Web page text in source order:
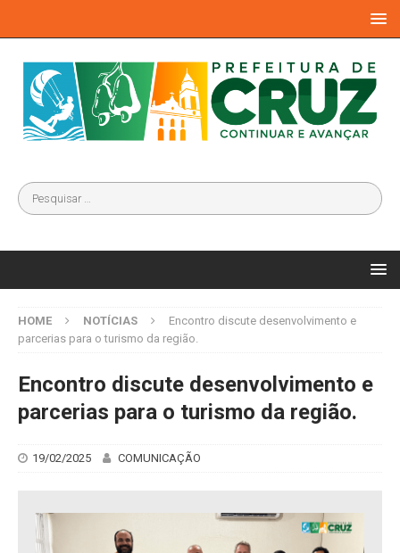
HOME NOTÍCIAS
Encontro discute desenvolvimento e
parcerias para o turismo da região.
Encontro discute desenvolvimento e
parcerias para o turismo da região.
19/02/2025 COMUNICAÇÃO